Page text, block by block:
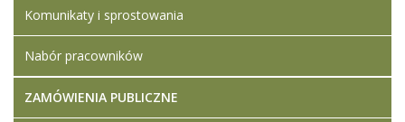
Komunikaty i sprostowania
Nabór pracowników
ZAMÓWIENIA PUBLICZNE